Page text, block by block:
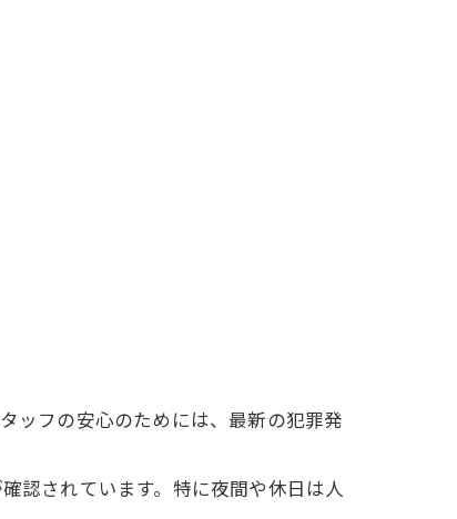
ッフの安心のためには、最新の犯罪発
認されています。特に夜間や休日は人